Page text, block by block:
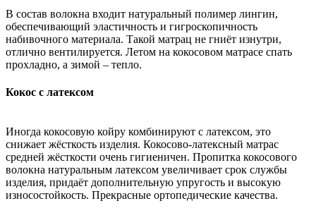
В состав волокна входит натуральный полимер лингин,
обеспечивающий эластичность и гигроскопичность
набивочного материала. Такой матрац не гниёт изнутри,
отлично вентилируется. Летом на кокосовом матрасе спать
прохладно, а зимой – тепло.
Кокос с латексом
Иногда кокосовую койру комбинируют с латексом, это
снижает жёсткость изделия. Кокосово-латексный матрас
средней жёсткости очень гигиеничен. Пропитка кокосового
волокна натуральным латексом увеличивает срок службы
изделия, придаёт дополнительную упругость и высокую
износостойкость. Прекрасные ортопедические качества.